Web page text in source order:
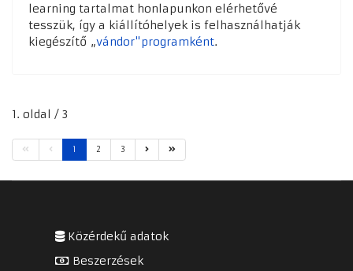
learning tartalmat honlapunkon elérhetővé
tesszük, így a kiállítóhelyek is felhasználhatják
kiegészítő „vándor"programként.
1. oldal / 3
1 2 3
Közérdekű adatok
Beszerzések